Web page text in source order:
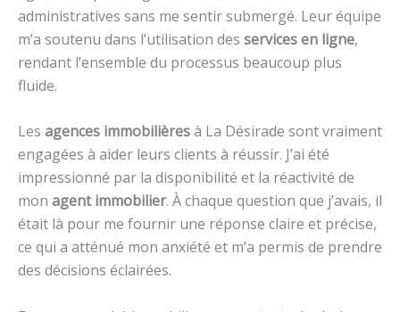
administratives sans me sentir submergé. Leur équipe
m’a soutenu dans l’utilisation des services en ligne,
rendant l’ensemble du processus beaucoup plus
fluide.
Les agences immobilièresà La Désirade sont vraiment
engagées à aider leurs clients à réussir. J’ai été
impressionné par la disponibilité et la réactivité de
mon agent immobilier. À chaque question que j’avais, il
était là pour me fournir une réponse claire et précise,
ce qui a atténué mon anxiété et m’a permis de prendre
des décisions éclairées.